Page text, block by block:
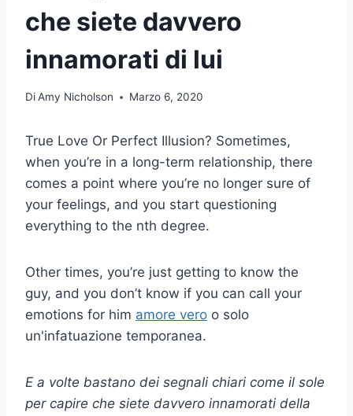
che siete davvero
innamorati di lui
DiAmy Nicholson Marzo 6, 2020
True Love Or Perfect Illusion? Sometimes,
when you’re in a long-term relationship, there
comes a point where you’re no longer sure of
your feelings, and you start questioning
everything to the nth degree.
Other times, you’re just getting to know the
guy, and you don’t know if you can call your
emotions for him amore vero o solo
un'infatuazione temporanea.
E a volte bastano dei segnali chiari come il sole
per capire che siete davvero innamorati della